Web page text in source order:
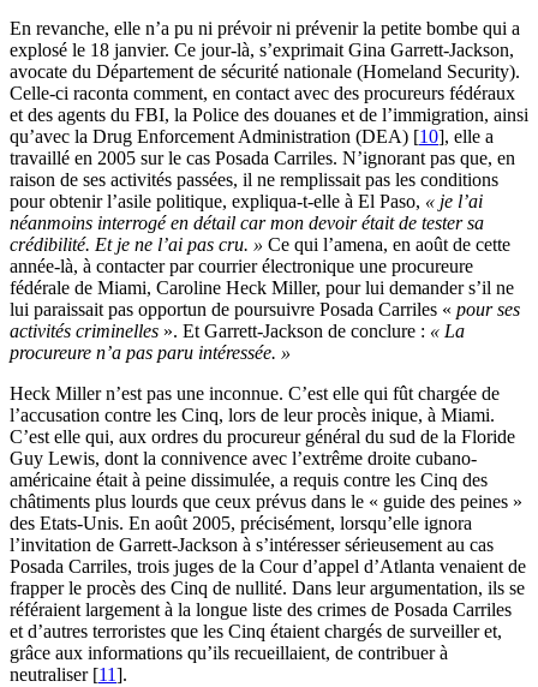
En revanche, elle n’a pu ni prévoir ni prévenir la petite bombe qui a
explosé le 18 janvier. Ce jour-là, s’exprimait Gina Garrett-Jackson,
avocate du Département de sécurité nationale (Homeland Security).
Celle-ci raconta comment, en contact avec des procureurs fédéraux
et des agents du FBI, la Police des douanes et de l’immigration, ainsi
qu’avec la Drug Enforcement Administration (DEA) [10], elle a
travaillé en 2005 sur le cas Posada Carriles. N’ignorant pas que, en
raison de ses activités passées, il ne remplissait pas les conditions
pour obtenir l’asile politique, expliqua-t-elle à El Paso, « je l’ai
néanmoins interrogé en détail car mon devoir était de tester sa
crédibilité. Et je ne l’ai pas cru. » Ce qui l’amena, en août de cette
année-là, à contacter par courrier électronique une procureure
fédérale de Miami, Caroline Heck Miller, pour lui demander s’il ne
lui paraissait pas opportun de poursuivre Posada Carriles « pour ses
activités criminelles ». Et Garrett-Jackson de conclure : « La
procureure n’a pas paru intéressée. »
Heck Miller n’est pas une inconnue. C’est elle qui fût chargée de
l’accusation contre les Cinq, lors de leur procès inique, à Miami.
C’est elle qui, aux ordres du procureur général du sud de la Floride
Guy Lewis, dont la connivence avec l’extrême droite cubano-
américaine était à peine dissimulée, a requis contre les Cinq des
châtiments plus lourds que ceux prévus dans le « guide des peines »
des Etats-Unis. En août 2005, précisément, lorsqu’elle ignora
l’invitation de Garrett-Jackson à s’intéresser sérieusement au cas
Posada Carriles, trois juges de la Cour d’appel d’Atlanta venaient de
frapper le procès des Cinq de nullité. Dans leur argumentation, ils se
référaient largement à la longue liste des crimes de Posada Carriles
et d’autres terroristes que les Cinq étaient chargés de surveiller et,
grâce aux informations qu’ils recueillaient, de contribuer à
neutraliser[11].